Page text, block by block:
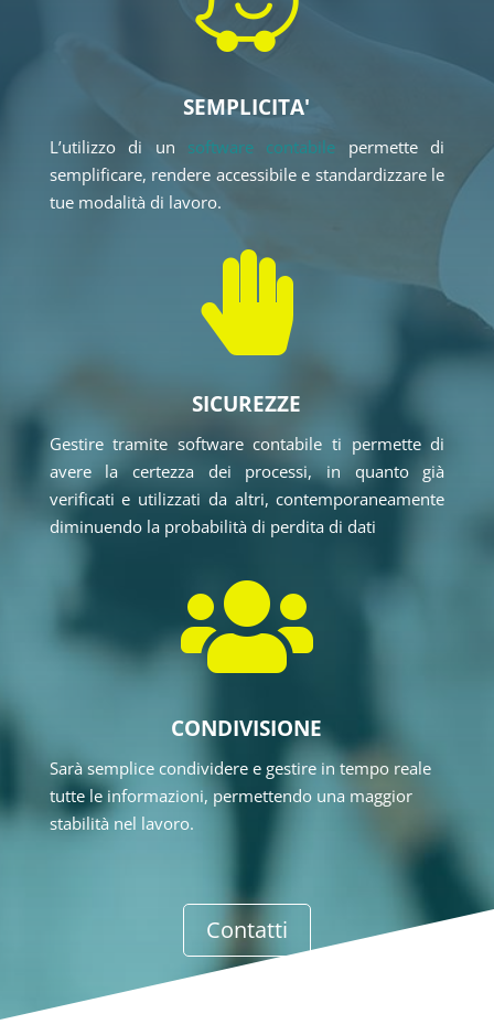
SEMPLICITA'
L’utilizzo di un software contabile permette di
semplificare, rendere accessibile e standardizzare le
tue modalità di lavoro.

SICUREZZE
Gestire tramite software contabile ti permette di
avere la certezza dei processi, in quanto già
verificati e utilizzati da altri, contemporaneamente
diminuendo la probabilità di perdita di dati

CONDIVISIONE
Sarà semplice condividere e gestire in tempo reale
tutte le informazioni, permettendo una maggior
stabilità nel lavoro.
Contatti